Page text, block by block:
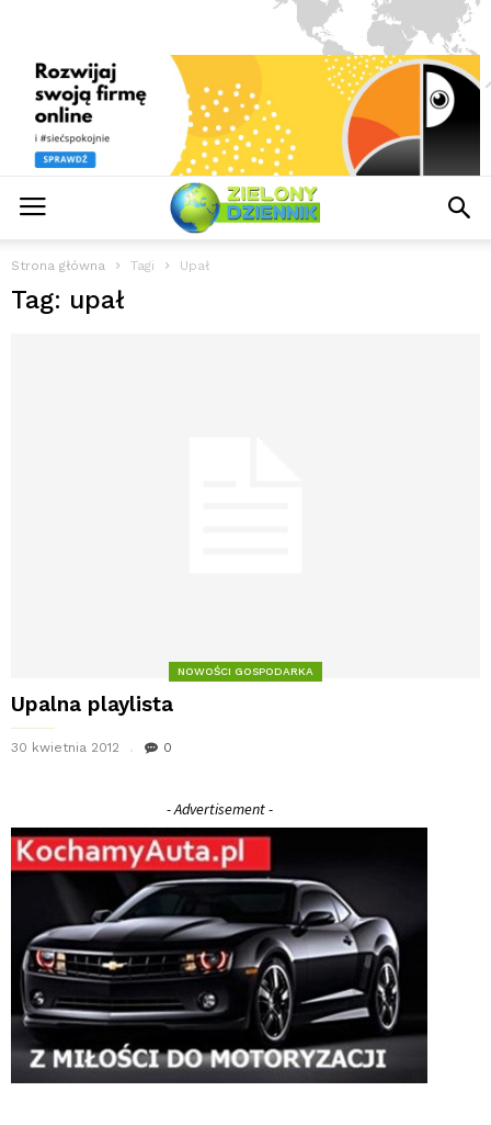
Strona główna Tagi Upał
Tag: upał
NOWOŚCI GOSPODARKA
Upalna playlista
30 kwietnia 2012 0
- Advertisement -